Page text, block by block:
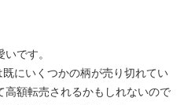
です。
にいくつかの柄が売り切れてい
高額転売されるかもしれないので